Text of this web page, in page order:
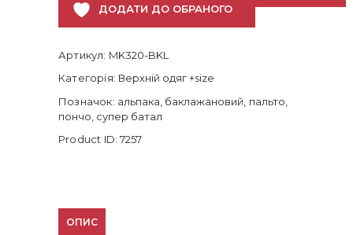
кількістьДОДАТИ ДО ОБРАНОГО
Артикул: MK320-BKL
Категорія: Верхній одяг +size
Позначок: альпака баклажановий пальто
пончо супер батал
Product ID:7257
ОПИС